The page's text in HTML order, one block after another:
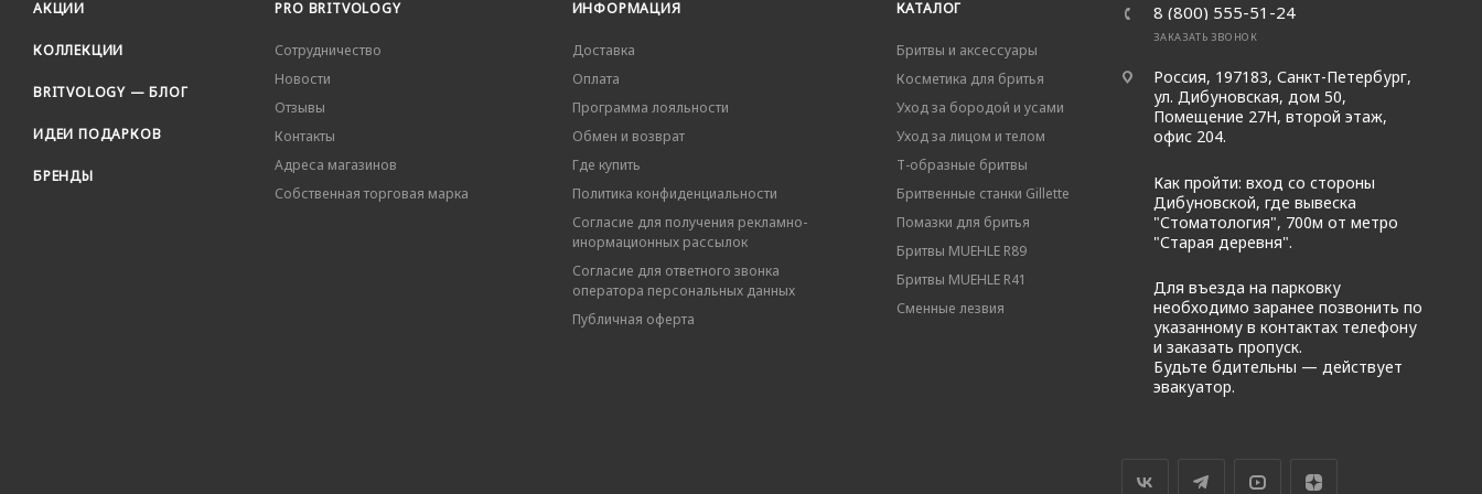
АКЦИИ
КОЛЛЕКЦИИ
BRITVOLOGY — БЛОГ
ИДЕИ ПОДАРКОВ
БРЕНДЫ
PRO BRITVOLOGY
Сотрудничество
Новости
Отзывы
Контакты
Адреса магазинов
Собственная торговая марка
ИНФОРМАЦИЯ
Доставка
Оплата
Программа лояльности
Обмен и возврат
Где купить
Политика конфиденциальности
Согласие для получения рекламно-
инормационных рассылок
Согласие для ответного звонка
оператора персональных данных
Публичная оферта
КАТАЛОГ
Бритвы и аксессуары
Косметика для бритья
Уход за бородой и усами
Уход за лицом и телом
Т-образные бритвы
Бритвенные станки Gillette
Помазки для бритья
Бритвы MUEHLE R89
Бритвы MUEHLE R41
Сменные лезвия
8 (800) 555-51-24
ЗАКАЗАТЬ ЗВОНОК
Россия, 197183, Санкт-Петербург,
ул. Дибуновская, дом 50,
Помещение 27Н, второй этаж,
офис 204.
Как пройти: вход со стороны
Дибуновской, где вывеска
"Стоматология", 700м от метро
"Старая деревня".
Для въезда на парковку
необходимо заранее позвонить по
указанному в контактах телефону
и заказать пропуск.
Будьте бдительны — действует
эвакуатор.